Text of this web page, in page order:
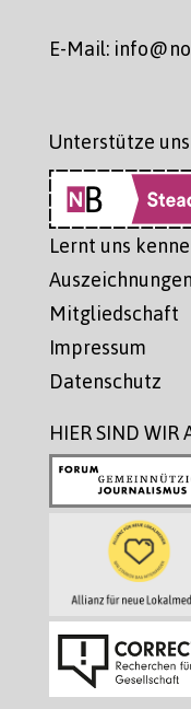
E-Mail:
Unterstütze
Lernt uns
Auszeichnungen
Mitgliedschaft
Impressum
Datenschutz
HIER SIND WIR